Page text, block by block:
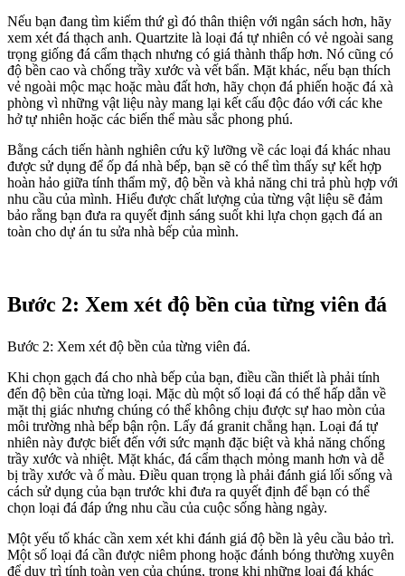
Nếu bạn đang tìm kiếm thứ gì đó thân thiện với ngân sách hơn, hãy
xem xét đá thạch anh. Quartzite là loại đá tự nhiên có vẻ ngoài sang
trọng giống đá cẩm thạch nhưng có giá thành thấp hơn. Nó cũng có
độ bền cao và chống trầy xước và vết bẩn. Mặt khác, nếu bạn thích
vẻ ngoài mộc mạc hoặc màu đất hơn, hãy chọn đá phiến hoặc đá xà
phòng vì những vật liệu này mang lại kết cấu độc đáo với các khe
hở tự nhiên hoặc các biến thể màu sắc phong phú.
Bằng cách tiến hành nghiên cứu kỹ lưỡng về các loại đá khác nhau
được sử dụng để ốp đá nhà bếp, bạn sẽ có thể tìm thấy sự kết hợp
hoàn hảo giữa tính thẩm mỹ, độ bền và khả năng chi trả phù hợp với
nhu cầu của mình. Hiểu được chất lượng của từng vật liệu sẽ đảm
bảo rằng bạn đưa ra quyết định sáng suốt khi lựa chọn gạch đá an
toàn cho dự án tu sửa nhà bếp của mình.
Bước 2: Xem xét độ bền của từng viên đá
Bước 2: Xem xét độ bền của từng viên đá.
Khi chọn gạch đá cho nhà bếp của bạn, điều cần thiết là phải tính
đến độ bền của từng loại. Mặc dù một số loại đá có thể hấp dẫn về
mặt thị giác nhưng chúng có thể không chịu được sự hao mòn của
môi trường nhà bếp bận rộn. Lấy đá granit chẳng hạn. Loại đá tự
nhiên này được biết đến với sức mạnh đặc biệt và khả năng chống
trầy xước và nhiệt. Mặt khác, đá cẩm thạch mỏng manh hơn và dễ
bị trầy xước và ố màu. Điều quan trọng là phải đánh giá lối sống và
cách sử dụng của bạn trước khi đưa ra quyết định để bạn có thể
chọn loại đá đáp ứng nhu cầu của cuộc sống hàng ngày.
Một yếu tố khác cần xem xét khi đánh giá độ bền là yêu cầu bảo trì.
Một số loại đá cần được niêm phong hoặc đánh bóng thường xuyên
để duy trì tính toàn vẹn của chúng, trong khi những loại đá khác